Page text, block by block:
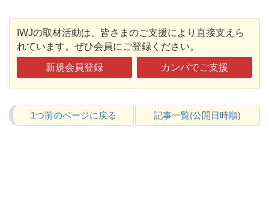
IWJの取材活動は、皆さまのご支援により直接支えら
れています。ぜひ会員にご登録ください。
新規会員登録 カンパでご支援
1つ前のページに戻る 記事一覧(公開日時順)